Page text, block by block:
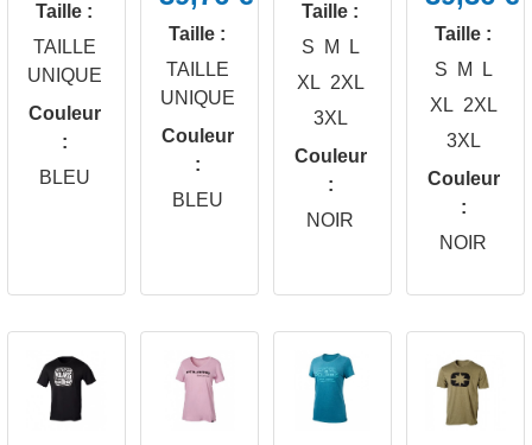
Taille :
TAILLE
UNIQUE
Couleur
:
BLEU
Taille :
TAILLE
UNIQUE
Couleur
:
BLEU
Taille :
S
M
L
XL 2XL
3XL
Couleur
:
NOIR
Taille :
S
M
L
XL 2XL
3XL
Couleur
:
NOIR
APERÇU

RAPIDE

APERÇU
APERÇU
RAPIDE